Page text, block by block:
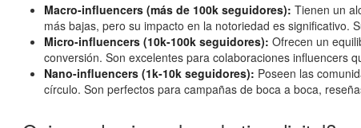
Macro-influencers (más de 100k seguidores): Tienen un
más bajas, pero su impacto en la notoriedad es significativo.
Micro-influencers (10k-100k seguidores): Ofrecen un
conversión. Son excelentes para colaboraciones influencers
Nano-influencers (1k-10k seguidores): Poseen las
círculo. Son perfectos para campañas de boca a boca,